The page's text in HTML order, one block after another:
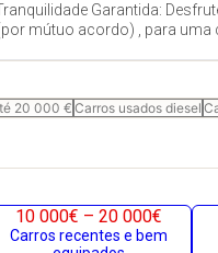
Garantida:
mútuo acordo) , para uma
20 000 € Carros usados diesel
10 000€ – 20 000€
Carros recentes e bem